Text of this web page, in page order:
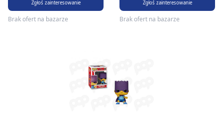
Zgłoś zainteresowanie
Brak ofert na bazarze
Zgłoś zainteresowanie
Brak ofert na bazarze